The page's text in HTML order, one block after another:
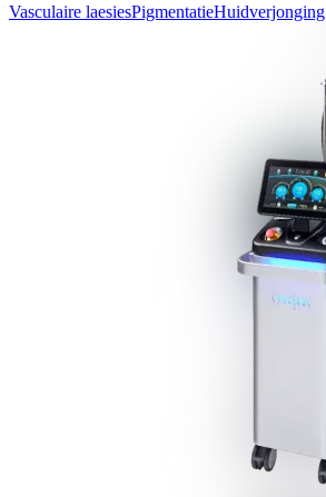
Vasculaire laesiesPigmentatieHuidverjonging